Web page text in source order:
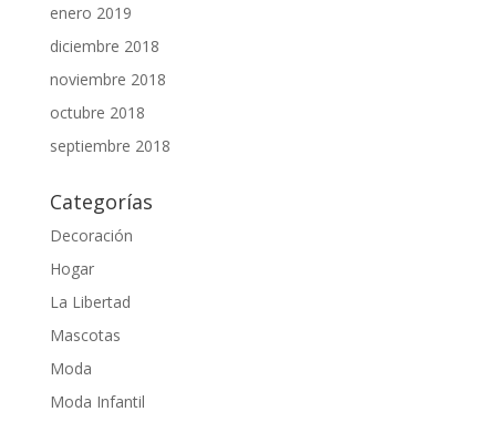
enero 2019
diciembre 2018
noviembre 2018
octubre 2018
septiembre 2018
Categorías
Decoración
Hogar
La Libertad
Mascotas
Moda
Moda Infantil